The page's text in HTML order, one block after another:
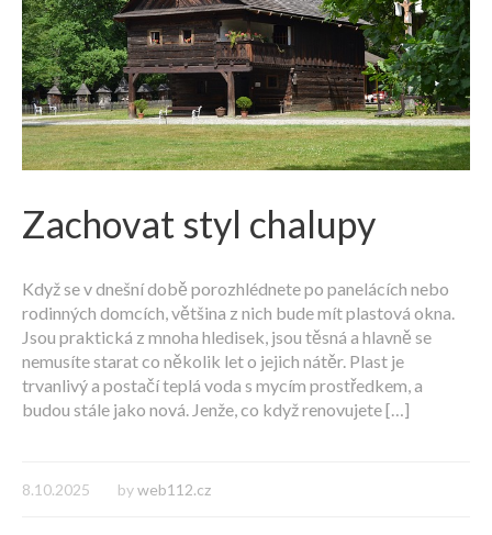
Zachovat styl chalupy
Když se v dnešní době porozhlédnete po panelácích nebo
rodinných domcích, většina z nich bude mít plastová okna.
Jsou praktická z mnoha hledisek, jsou těsná a hlavně se
nemusíte starat co několik let o jejich nátěr. Plast je
trvanlivý a postačí teplá voda s mycím prostředkem, a
budou stále jako nová. Jenže, co když renovujete […]
8.10.2025 byweb112.cz